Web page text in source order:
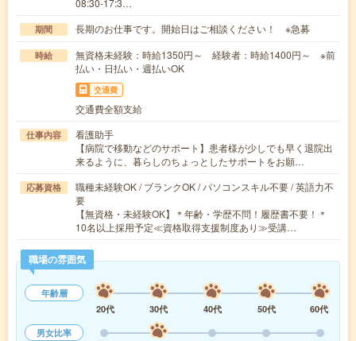
08:30-17:3…
期間 長期のお仕事です。開始日はご相談ください！ ※急募
時給
無資格未経験：時給1350円～ 経験者：時給1400円～ ※前
払い・日払い・週払いOK
交通費
交通費全額支給
仕事内容
看護助手
【病院で移動などのサポート】患者様が少しでも早く退院出
来るように、暮らしのちょっとしたサポートをお願…
応募資格
職種未経験OK / ブランクOK / パソコンスキル不要 / 英語力不
要
【無資格・未経験OK】＊年齢・学歴不問！履歴書不要！＊
10名以上採用予定≪資格取得支援制度あり≫受講…
職場の雰囲気
年齢層
20代
30代 40代 50代
60代
男女比率